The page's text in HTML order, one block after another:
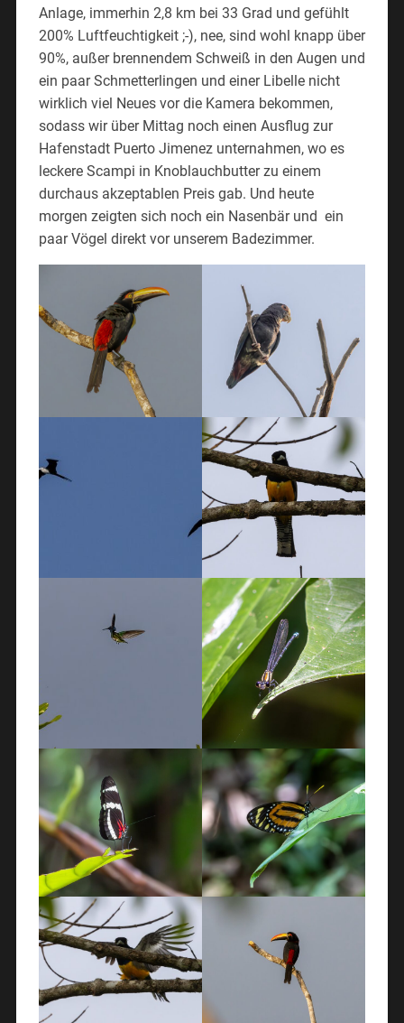
Anlage, immerhin 2,8 km bei 33 Grad und gefühlt
200% Luftfeuchtigkeit ;-), nee, sind wohl knapp über
90%, außer brennendem Schweiß in den Augen und
ein paar Schmetterlingen und einer Libelle nicht
wirklich viel Neues vor die Kamera bekommen,
sodass wir über Mittag noch einen Ausflug zur
Hafenstadt Puerto Jimenez unternahmen, wo es
leckere Scampi in Knoblauchbutter zu einem
durchaus akzeptablen Preis gab. Und heute
morgen zeigten sich noch ein Nasenbär und ein
paar Vögel direkt vor unserem Badezimmer.